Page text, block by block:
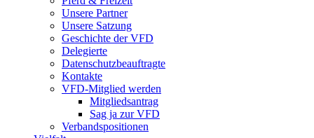
Unsere Partner
Unsere Satzung
Geschichte der VFD
Delegierte
Datenschutzbeauftragte
Kontakte
VFD-Mitglied werden
Mitgliedsantrag
Sag ja zur VFD
Verbandspositionen